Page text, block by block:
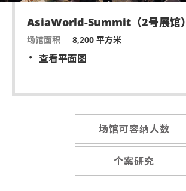
AsiaWorld-Summit（2号展馆）
场馆面积 8,200 平方米
查看平面图
场馆可容纳人数
个案研究